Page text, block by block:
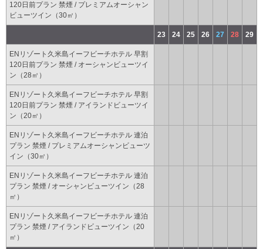
120日前プラン 禁煙 / プレミアムオーシャン
ビューツイン（30㎡）
23 24 25 26 27 28 29
ENリゾート久米島イーフビーチホテル 早割
120日前プラン 禁煙 / オーシャンビューツイ
ン（28㎡）
ENリゾート久米島イーフビーチホテル 早割
120日前プラン 禁煙 / アイランドビューツイ
ン（20㎡）
ENリゾート久米島イーフビーチホテル 連泊
プラン 禁煙 / プレミアムオーシャンビューツ
イン（30㎡）
ENリゾート久米島イーフビーチホテル 連泊
プラン 禁煙 / オーシャンビューツイン（28
㎡）
ENリゾート久米島イーフビーチホテル 連泊
プラン 禁煙 / アイランドビューツイン（20
㎡）